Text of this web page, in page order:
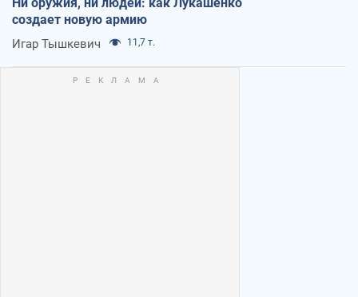
создает новую армию
Игар Тышкевич 11,7 т.